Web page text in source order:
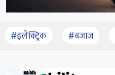
#इलेक्ट्रिक #बजाज